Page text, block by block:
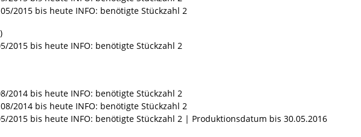
05/2015 bis heute INFO: benötigte Stückzahl 2
2015 bis heute INFO: benötigte Stückzahl 2
2014 bis heute INFO: benötigte Stückzahl 2
08/2014 bis heute INFO: benötigte Stückzahl 2
2015 bis heute INFO: benötigte Stückzahl 2 | Produktionsdatum bis 30.05.2016